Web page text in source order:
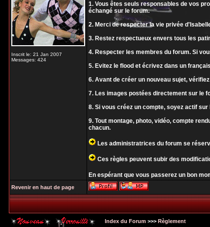
Inscrit le: 21 Jan 2007
Messages: 424
1. Vous êtes seuls responsables de vos
échangé sur le forum.
2. Merci de respecter la vie privée
3. Restez respectueux envers tous les
4. Respecter les membres du forum. Si
5. Evitez le flood et écrivez dans un
6. Avant de créer un nouveau sujet,
7. Les images postées directement sur le
8. Si vous créez un compte, soyez actif
9. Tout montage, photo, vidéo, compte
chacun.
Les administratrices du forum se
Ces règles peuvent subir des
En espérant que vous passerez un bon
Revenir en haut de page
Index du Forum >>> Règlement